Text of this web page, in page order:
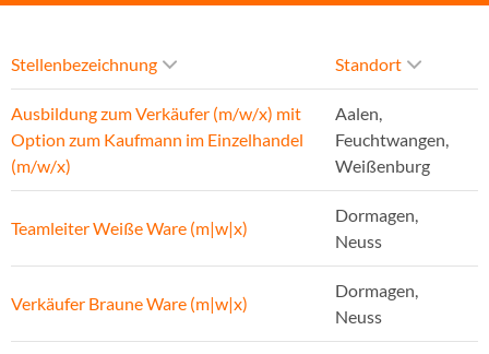
Stellenbezeichnung Standort
Ausbildung zum Verkäufer (m/w/x) mit
Option zum Kaufmann im Einzelhandel
(m/w/x)
Aalen,
Feuchtwangen,
Weißenburg
Teamleiter Weiße Ware (m|w|x)
Dormagen,
Neuss
Verkäufer Braune Ware (m|w|x)
Dormagen,
Neuss